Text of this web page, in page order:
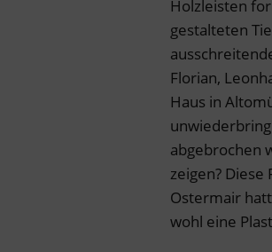
Holzleisten
gestalteten
Florian,
Haus in
abgebrochen
zeigen?
Ostermair
wohl eine